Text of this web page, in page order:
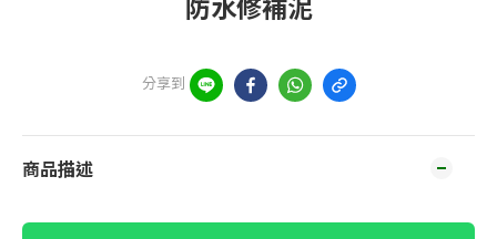
分享到
商品描述